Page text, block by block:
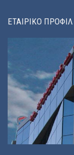
ΕΤΑΙΡΙΚΟ ΠΡΟΦΙΛ